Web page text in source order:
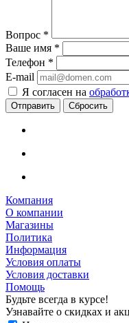
Вопрос *
Ваше имя *
Телефон *
E-mail
Я согласен на
Сбросить
Компания
О компании
Магазины
Политика
Информация
Условия оплаты
Условия доставки
Помощь
Будьте всегда в курсе!
Узнавайте о скидках и